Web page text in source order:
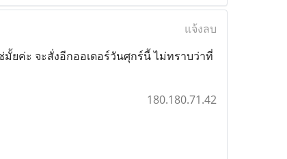
แจ้งลบ
ยค่ะ จะสั่งอีกออเดอร์วันศุกร์นี้ ไม่ทราบว่าที่
180.180.71.42